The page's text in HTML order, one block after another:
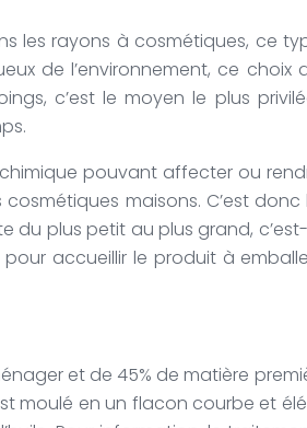
les rayons à cosmétiques, ce
de l’environnement, ce
c’est le moyen le plus
pouvant affecter ou
maisons. C’est
du plus petit au plus grand,
accueillir le produit à
et de 45% de matière
moulé en un flacon courbe et